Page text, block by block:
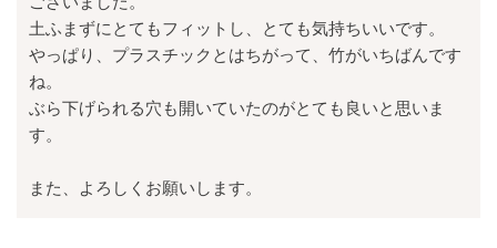
土ふまずにとてもフィットし、とても気持ちいいです。
やっぱり、プラスチックとはちがって、竹がいちばんです
ね。
ぶら下げられる穴も開いていたのがとても良いと思いま
す。
また、よろしくお願いします。